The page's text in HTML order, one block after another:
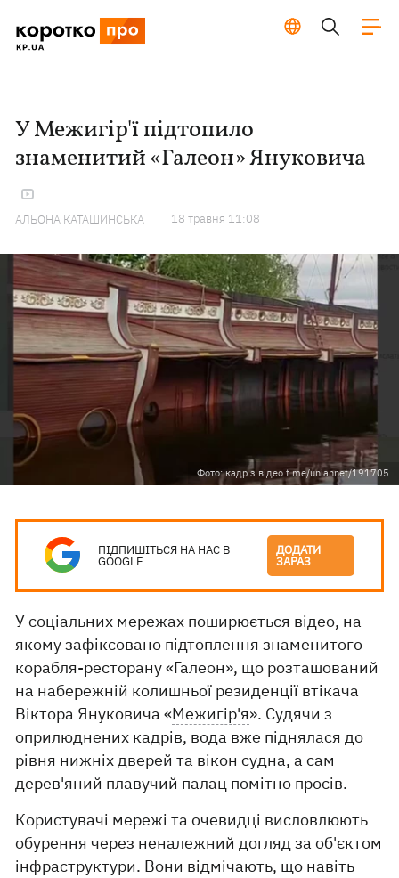
У Межигір'ї підтопило
знаменитий «Галеон» Януковича
АЛЬОНА КАТАШИНСЬКА 18 травня 11:08
Фото: кадр з відео t.me/uniannet/191705
ПІДПИШІТЬСЯ НА НАС В
GOOGLE
ДОДАТИ
ЗАРАЗ
У соціальних мережах поширюється відео, на
якому зафіксовано підтоплення знаменитого
корабля-ресторану «Галеон», що розташований
на набережній колишньої резиденції втікача
Віктора Януковича «Межигір'я». Судячи з
оприлюднених кадрів, вода вже піднялася до
рівня нижніх дверей та вікон судна, а сам
дерев'яний плавучий палац помітно просів.
Користувачі мережі та очевидці висловлюють
обурення через неналежний догляд за об'єктом
інфраструктури. Вони відмічають, що навіть